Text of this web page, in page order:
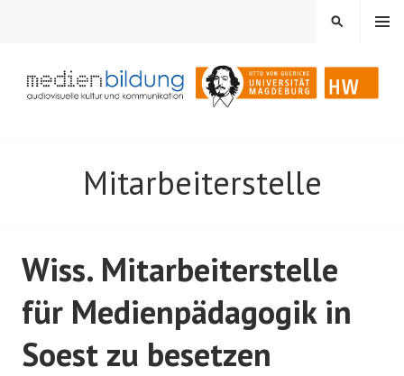
Audiovisuelle Kultur und Kommunikation
MENÜ
SUCHEN
Mitarbeiterstelle
Wiss. Mitarbeiterstelle
für Medienpädagogik in
Soest zu besetzen